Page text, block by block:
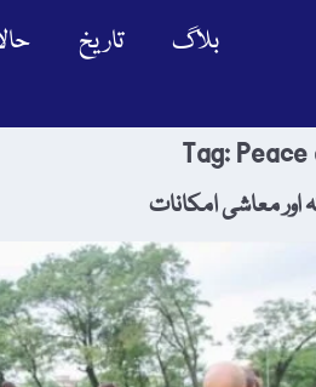
بلاگ تاریخ
Tag:
اور معاشی امکانات